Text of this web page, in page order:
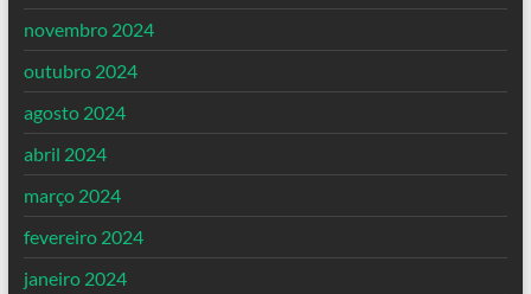
novembro 2024
outubro 2024
agosto 2024
abril 2024
março 2024
fevereiro 2024
janeiro 2024